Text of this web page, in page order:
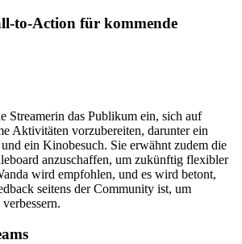
to-Action für kommende
Streamerin das Publikum ein, sich auf
Aktivitäten vorzubereiten, darunter ein
ein Kinobesuch. Sie erwähnt zudem die
anzuschaffen, um zukünftig flexibler
wird empfohlen, und es wird betont,
seitens der Community ist, um